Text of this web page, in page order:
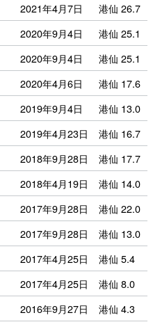
2021年4月7日
港仙 26.7
2020年9月4日
港仙 25.1
2020年9月4日
港仙 25.1
2020年4月6日
港仙 17.6
2019年9月4日
港仙 13.0
2019年4月23日
港仙 16.7
2018年9月28日
港仙 17.7
2018年4月19日
港仙 14.0
2017年9月28日
港仙 22.0
2017年9月28日
港仙 13.0
2017年4月25日
港仙 5.4
2017年4月25日
港仙 8.0
2016年9月27日
港仙 4.3